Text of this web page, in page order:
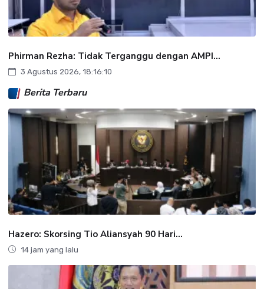
Phirman Rezha: Tidak Terganggu dengan AMPI...
3 Agustus 2026, 18:16:10
Berita Terbaru
Hazero: Skorsing Tio Aliansyah 90 Hari...
14 jam yang lalu